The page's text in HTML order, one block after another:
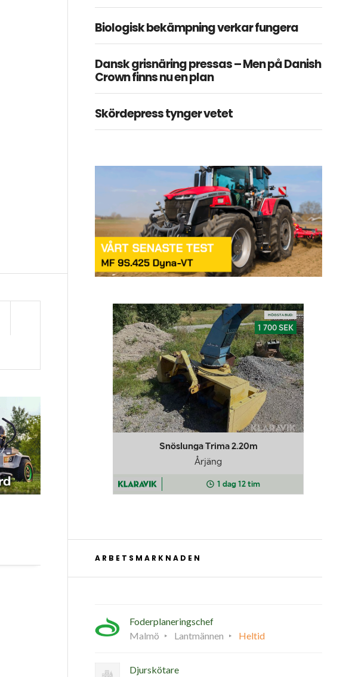
Biologisk bekämpning verkar fungera
Dansk grisnäring pressas – Men på Danish
Crown finns nu en plan
Skördepress tynger vetet
ARBETSMARKNADEN
Foderplaneringschef
Malmö
Lantmännen Heltid
Djurskötare